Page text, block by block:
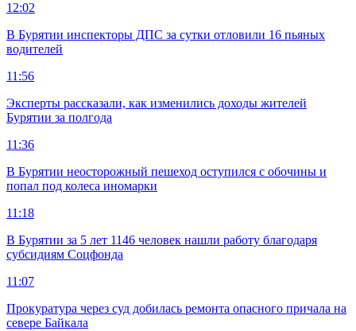
12:02
В Бурятии инспекторы ДПС за сутки отловили 16 пьяных
водителей
11:56
Эксперты рассказали, как изменились доходы жителей
Бурятии за полгода
11:36
В Бурятии неосторожный пешеход оступился с обочины и
попал под колеса иномарки
11:18
В Бурятии за 5 лет 1146 человек нашли работу благодаря
субсидиям Соцфонда
11:07
Прокуратура через суд добилась ремонта опасного причала на
севере Байкала